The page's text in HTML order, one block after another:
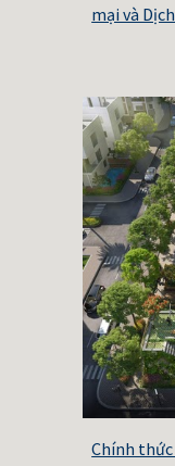
mại và
Chính thức